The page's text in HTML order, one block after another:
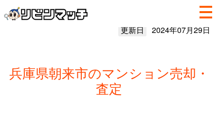
更新日 2024年07月29日
兵庫県朝来市のマンション売却・
査定